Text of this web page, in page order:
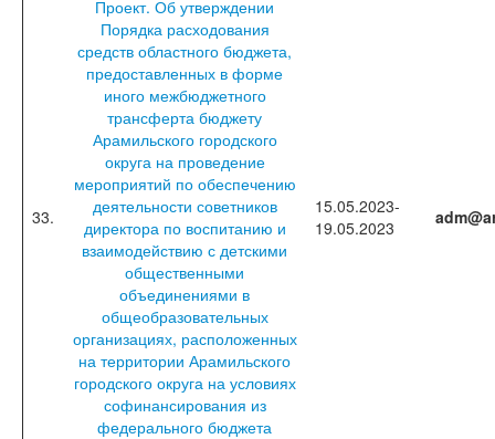
33.
Проект. Об утверждении
Порядка расходования
средств областного бюджета,
предоставленных в форме
иного межбюджетного
трансферта бюджету
Арамильского городского
округа на проведение
мероприятий по обеспечению
деятельности советников
директора по воспитанию и
взаимодействию с детскими
общественными
объединениями в
общеобразовательных
организациях, расположенных
на территории Арамильского
городского округа на условиях
софинансирования из
федерального бюджета
15.05.2023-
19.05.2023